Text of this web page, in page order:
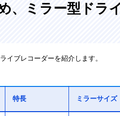
、ミラー型ドラ
イブレコーダーを紹介します。
特長 ミラーサイズ